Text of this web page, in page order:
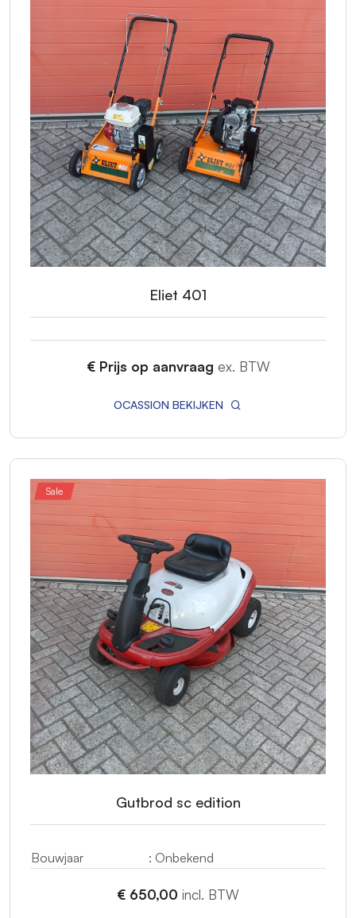
Eliet 401
€ Prijs op aanvraag ex. BTW
OCASSION BEKIJKEN
Sale
Gutbrod sc edition
Bouwjaar : Onbekend
€ 650,00 incl. BTW